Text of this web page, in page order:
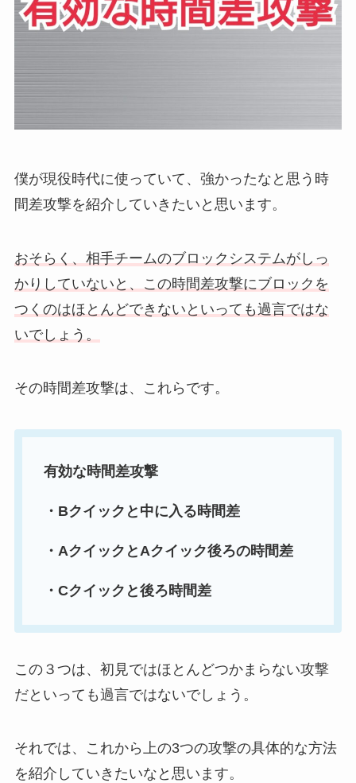
僕が現役時代に使っていて、強かったなと思う時
間差攻撃を紹介していきたいと思います。
おそらく、相手チームのブロックシステムがしっ
かりしていないと、この時間差攻撃にブロックを
つくのはほとんどできないといっても過言ではな
いでしょう。
その時間差攻撃は、これらです。
有効な時間差攻撃
・Bクイックと中に入る時間差
・AクイックとAクイック後ろの時間差
・Cクイックと後ろ時間差
この３つは、初見ではほとんどつかまらない攻撃
だといっても過言ではないでしょう。
それでは、これから上の3つの攻撃の具体的な方法
を紹介していきたいなと思います。